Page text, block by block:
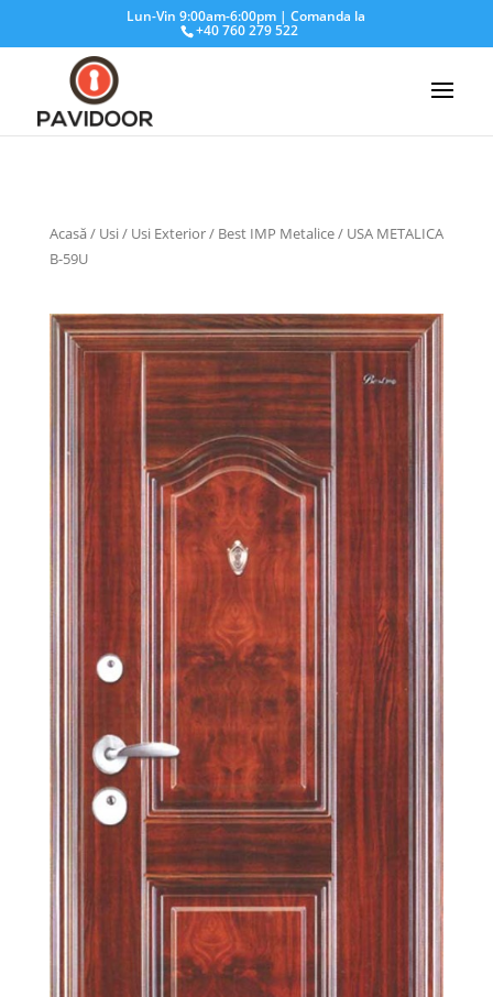
Lun-Vin 9:00am-6:00pm | Comanda la
+40 760 279 522
Acasă/ Usi/ Usi Exterior/ Best IMP Metalice/ USA METALICA
B-59U